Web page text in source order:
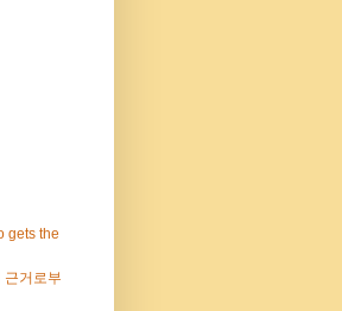
gets the
거로부